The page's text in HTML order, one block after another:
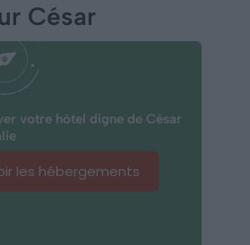
César
votre hôtel digne de César
les hébergements